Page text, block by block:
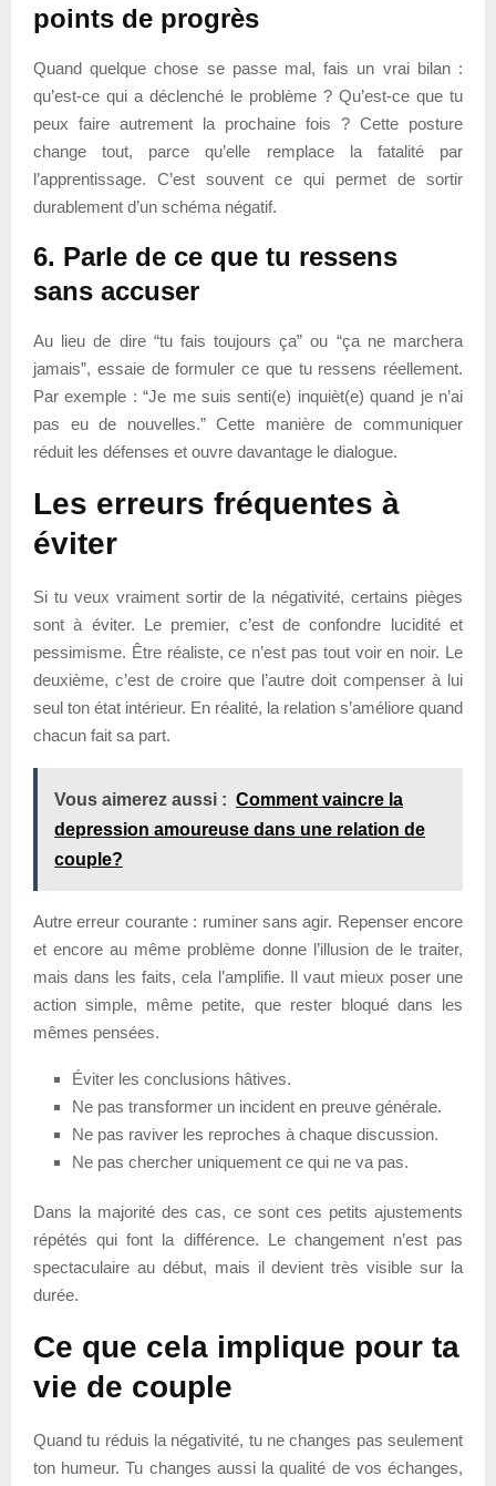
points de progrès
Quand quelque chose se passe mal, fais un vrai bilan :
qu’est-ce qui a déclenché le problème ? Qu’est-ce que tu
peux faire autrement la prochaine fois ? Cette posture
change tout, parce qu’elle remplace la fatalité par
l’apprentissage. C’est souvent ce qui permet de sortir
durablement d’un schéma négatif.
6. Parle de ce que tu ressens
sans accuser
Au lieu de dire “tu fais toujours ça” ou “ça ne marchera
jamais”, essaie de formuler ce que tu ressens réellement.
Par exemple : “Je me suis senti(e) inquièt(e) quand je n’ai
pas eu de nouvelles.” Cette manière de communiquer
réduit les défenses et ouvre davantage le dialogue.
Les erreurs fréquentes à
éviter
Si tu veux vraiment sortir de la négativité, certains pièges
sont à éviter. Le premier, c’est de confondre lucidité et
pessimisme. Être réaliste, ce n’est pas tout voir en noir. Le
deuxième, c’est de croire que l’autre doit compenser à lui
seul ton état intérieur. En réalité, la relation s’améliore quand
chacun fait sa part.
Vous aimerez aussi : Comment vaincre la
depression amoureuse dans une relation de
couple?
Autre erreur courante : ruminer sans agir. Repenser encore
et encore au même problème donne l’illusion de le traiter,
mais dans les faits, cela l’amplifie. Il vaut mieux poser une
action simple, même petite, que rester bloqué dans les
mêmes pensées.
Éviter les conclusions hâtives.
Ne pas transformer un incident en preuve générale.
Ne pas raviver les reproches à chaque discussion.
Ne pas chercher uniquement ce qui ne va pas.
Dans la majorité des cas, ce sont ces petits ajustements
répétés qui font la différence. Le changement n’est pas
spectaculaire au début, mais il devient très visible sur la
durée.
Ce que cela implique pour ta
vie de couple
Quand tu réduis la négativité, tu ne changes pas seulement
ton humeur. Tu changes aussi la qualité de vos échanges,